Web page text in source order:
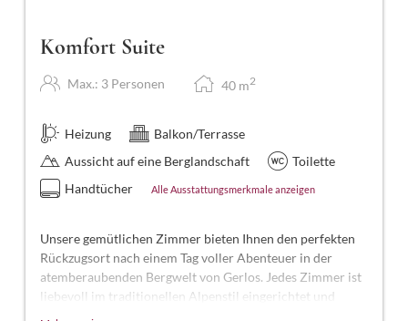
Komfort Suite
Max.: 3 Personen 40 m2
Heizung
Balkon/Terrasse
Aussicht auf eine Berglandschaft
Toilette
Handtücher
Alle Ausstattungsmerkmale anzeigen
Unsere gemütlichen Zimmer bieten Ihnen den perfekten
Rückzugsort nach einem Tag voller Abenteuer in der
atemberaubenden Bergwelt von Gerlos. Jedes Zimmer ist
liebevoll im traditionellen Alpenstil eingerichtet und